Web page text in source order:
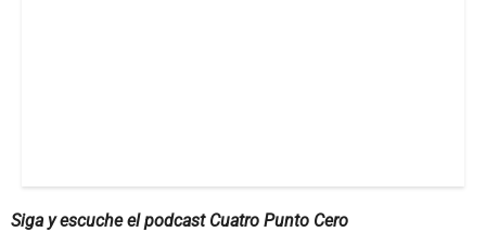
Siga y escuche el podcast Cuatro Punto Cero